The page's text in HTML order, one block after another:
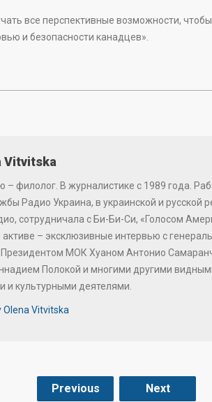
все перспективные возможности,
и безопасности канадцев».
Vitvitska
– филолог. В журналистике с 1989 года.
Радио Украина, в украинской и русской
сотрудничала с Би-Би-Си, «Голосом
активе – эксклюзивные интервью с
Президентом МОК Хуаном Антонио
Полокой и многими другими
и культурными деятелями.
Olena Vitvitska
Previous Next